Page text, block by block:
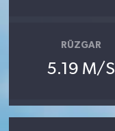
RÜZGAR
5.19 M/S